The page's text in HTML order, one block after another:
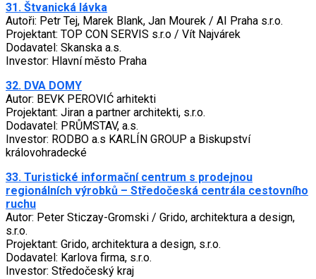
31. Štvanická lávka
Autoři: Petr Tej, Marek Blank, Jan Mourek / AI Praha s.r.o.
Projektant: TOP CON SERVIS s.r.o / Vít Najvárek
Dodavatel: Skanska a.s.
Investor: Hlavní město Praha
32. DVA DOMY
Autor: BEVK PEROVIĆ arhitekti
Projektant: Jiran a partner architekti, s.r.o.
Dodavatel: PRŮMSTAV, a.s.
Investor: RODBO a.s KARLÍN GROUP a Biskupství
královohradecké
33. Turistické informační centrum s prodejnou
regionálních výrobků – Středočeská centrála cestovního
ruchu
Autor: Peter Sticzay-Gromski / Grido, architektura a design,
s.r.o.
Projektant: Grido, architektura a design, s.r.o.
Dodavatel: Karlova firma, s.r.o.
Investor: Středočeský kraj